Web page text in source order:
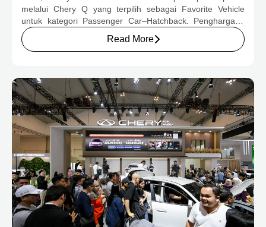
melalui Chery Q yang terpilih sebagai Favorite Vehicle
untuk kategori Passenger Car–Hatchback. Penghargaan
tersebut diumumkan pada Exhibitor Night GIIAS 2026, 8
Agustus 2026, dan mencerminkan antusiasme pengunjung
Read More